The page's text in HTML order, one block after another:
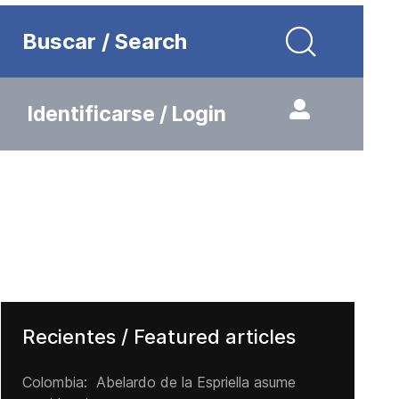
Buscar / Search
Identificarse / Login
Recientes / Featured articles
Colombia: Abelardo de la Espriella asume